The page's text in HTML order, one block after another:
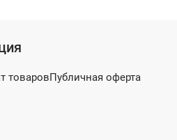
товаровПубличная оферта